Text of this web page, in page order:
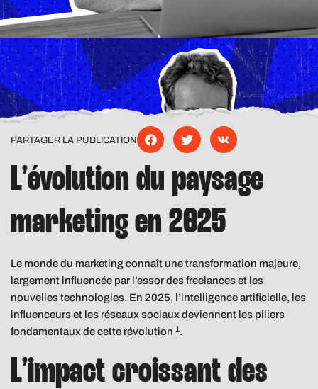
PARTAGER LA PUBLICATION
L’évolution du paysage
marketing en 2025
Le monde du marketing connaît une transformation majeure,
largement influencée par l’essor des freelances et les
nouvelles technologies. En 2025, l’intelligence artificielle, les
influenceurs et les réseaux sociaux deviennent les piliers
fondamentaux de cette révolution 1 .
L’impact croissant des